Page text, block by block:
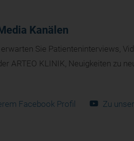
Kanälen
Sie Patienteninterviews,
ARTEO KLINIK, Neuigkeiten zu
Facebook Profil Zu